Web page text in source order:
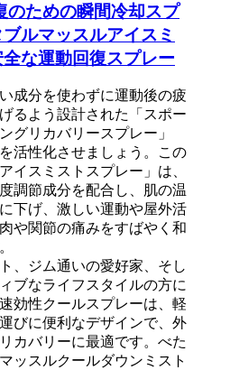
のための瞬間冷却スプ
ルマッスルアイスミ
な運動回復スプレー
成分を使わずに運動後の疲
るよう設計された「スポー
グリカバリースプレー」
活性化させましょう。この
イスミストスプレー」は、
調節成分を配合し、肌の温
下げ、激しい運動や屋外活
や関節の痛みをすばやく和
、ジム通いの愛好家、そし
ブなライフスタイルの方に
効性クールスプレーは、軽
びに便利なデザインで、外
カバリーに最適です。べた
ッスルクールダウンミスト